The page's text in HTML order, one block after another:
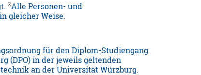
2Alle Personen- und
gleicher Weise.
für den Diplom-Studiengang
(DPO) in der jeweils geltenden
an der Universität Würzburg.